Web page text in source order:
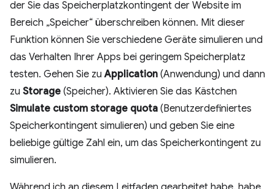
der Sie das Speicherplatzkontingent der Website im
Bereich „Speicher“ überschreiben können. Mit dieser
Funktion können Sie verschiedene Geräte simulieren und
das Verhalten Ihrer Apps bei geringem Speicherplatz
testen. Gehen Sie zuApplication (Anwendung) und dann
zu Storage (Speicher). Aktivieren Sie das Kästchen
Simulate custom storage quota (Benutzerdefiniertes
Speicherkontingent simulieren) und geben Sie eine
beliebige gültige Zahl ein, um das Speicherkontingent zu
simulieren.